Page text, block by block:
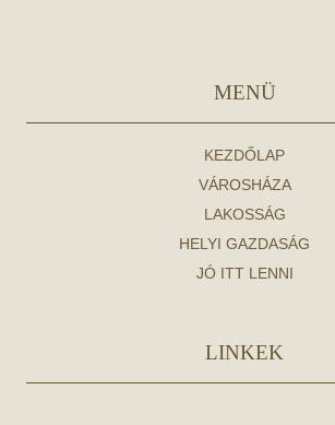
MENÜ
KEZDŐLAP
VÁROSHÁZA
LAKOSSÁG
HELYI GAZDASÁG
JÓ ITT LENNI
LINKEK